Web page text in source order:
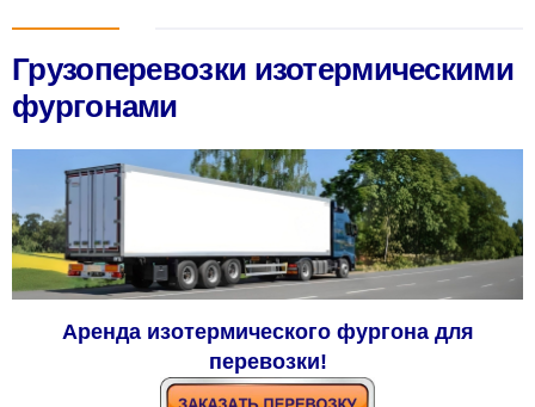
Грузоперевозки изотермическими
фургонами
Аренда изотермического фургона для
перевозки!